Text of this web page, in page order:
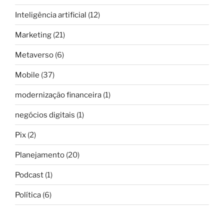
Inteligência artificial (12)
Marketing (21)
Metaverso (6)
Mobile (37)
modernização financeira (1)
negócios digitais (1)
Pix (2)
Planejamento (20)
Podcast (1)
Política (6)